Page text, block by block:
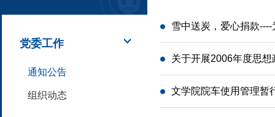
党委工作
通知公告
组织动态
雪中送炭，爱心捐款
关于开展2006年度思
文学院院车使用管理暂